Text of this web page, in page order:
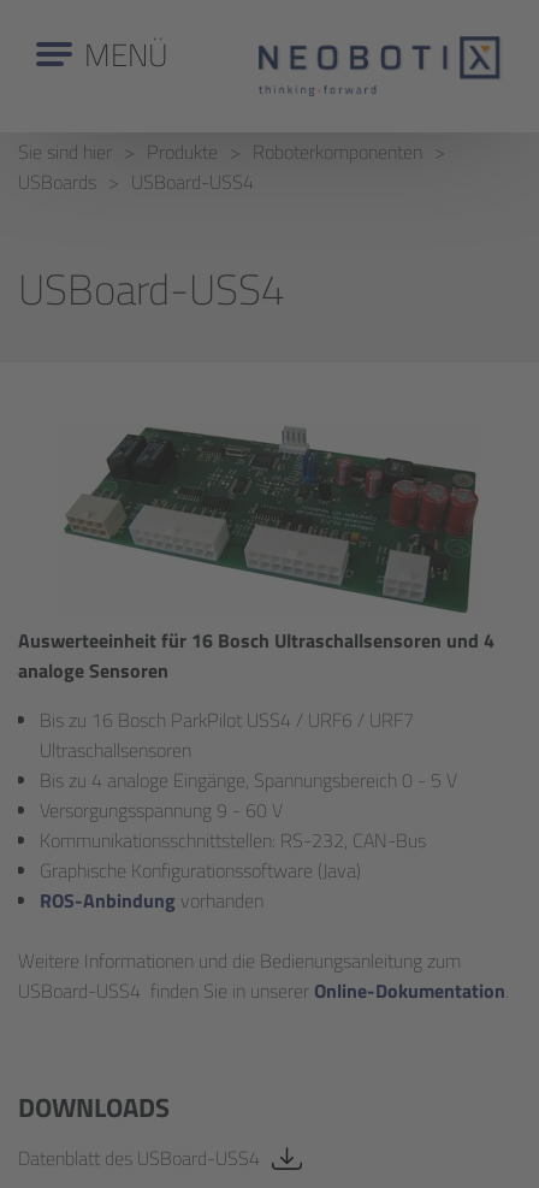
MENÜ
Sie sind hier Produkte
Roboterkomponenten
USBoards
USBoard-USS4
USBoard-USS4
Auswerteeinheit für 16 Bosch Ultraschallsensoren und 4
analoge Sensoren
Bis zu 16 Bosch ParkPilot USS4 / URF6 / URF7
Ultraschallsensoren
Bis zu 4 analoge Eingänge, Spannungsbereich 0 - 5 V
Versorgungsspannung 9 - 60 V
Kommunikationsschnittstellen: RS-232, CAN-Bus
Graphische Konfigurationssoftware (Java)
ROS-Anbindung vorhanden
Weitere Informationen und die Bedienungsanleitung zum
USBoard-USS4 finden Sie in unserer Online-Dokumentation.
DOWNLOADS
Datenblatt des USBoard-USS4